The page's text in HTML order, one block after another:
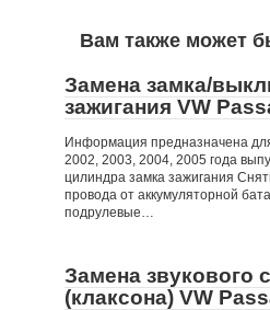
Вам также может
Замена замка/
зажигания VW
Информация предназначена
2002, 2003, 2004, 2005 года
цилиндра замка зажигания
провода от аккумуляторной
подрулевые…
Замена звукового
(клаксона) VW